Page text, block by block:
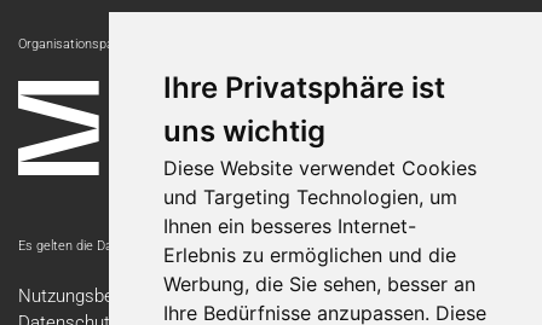
Ihre Privatsphäre ist
uns wichtig
Diese Website verwendet Cookies
und Targeting Technologien, um
Ihnen ein besseres Internet-
Erlebnis zu ermöglichen und die
Werbung, die Sie sehen, besser an
Ihre Bedürfnisse anzupassen. Diese
Organisationspartnerin:
Es gelten die Datenschutzbestimmungen der Messe Luzern AG.
Nutzungsbedingungen